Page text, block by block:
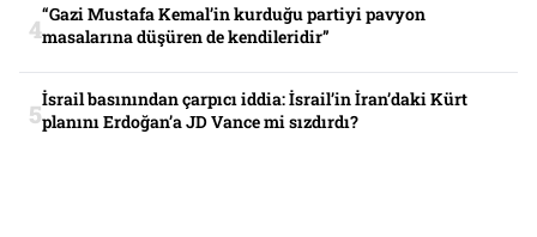
“Gazi Mustafa Kemal’in kurduğu partiyi pavyon
masalarına düşüren de kendileridir”
İsrail basınından çarpıcı iddia: İsrail’in İran’daki Kürt
planını Erdoğan’a JD Vance mi sızdırdı?